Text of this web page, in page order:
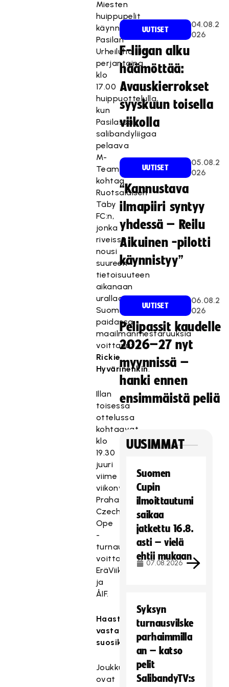
Miesten
huippupelit
käynnistyvät
Pasilan
Urheiluhallilla
perjantaina
klo
17.00
huippuottelulla,
kun
Pasilassa
salibandyliigaa
pelaava
M-
Team
kohtaa
Ruotsalaisen
Täby
FC:n,
jonka
riveissä
nousi
suureen
tietoisuuteen
aikanaan
urallaan
Suomen
paidassa
maailmanmestaruuksia
voittanut
Rickie
Hyvärinenkin.
Illan
toisessa
ottelussa
kohtaavat
klo
19.30
juuri
viime
viikonvaihteessa
Prahassa
Czech
Ope
-
turnauksen
voittanut
EräViikingit
ja
ÅIF.
Haastajat
vastaan
suosikit
Joukkueet
ovat
UUTISET
04.08.2
026
F-liigan alku
häämöttää:
Avauskierrokset
syyskuun toisella
viikolla
UUTISET
05.08.2
026
“Kannustava
ilmapiiri syntyy
yhdessä – Reilu
Aikuinen -pilotti
käynnistyy”
UUTISET
06.08.2
026
Pelipassit kaudelle
2026–27 nyt
myynnissä –
hanki ennen
ensimmäistä peliä
UUSIMMAT
Suomen
Cupin
ilmoittautumi
saikaa
jatkettu 16.8.
asti – vielä
ehtii mukaan
07.08.2026
Syksyn
turnausvilske
parhaimmilla
an – katso
pelit
SalibandyTV:s